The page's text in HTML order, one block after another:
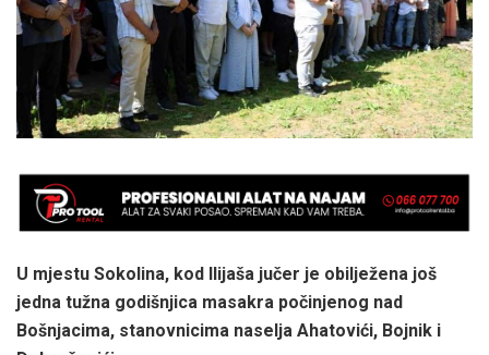
U mjestu Sokolina, kod Ilijaša jučer je obilježena još
jedna tužna godišnjica masakra počinjenog nad
Bošnjacima, stanovnicima naselja Ahatovići, Bojnik i